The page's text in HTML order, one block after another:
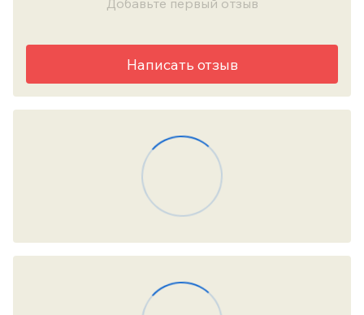
Добавьте первый отзыв
Написать отзыв